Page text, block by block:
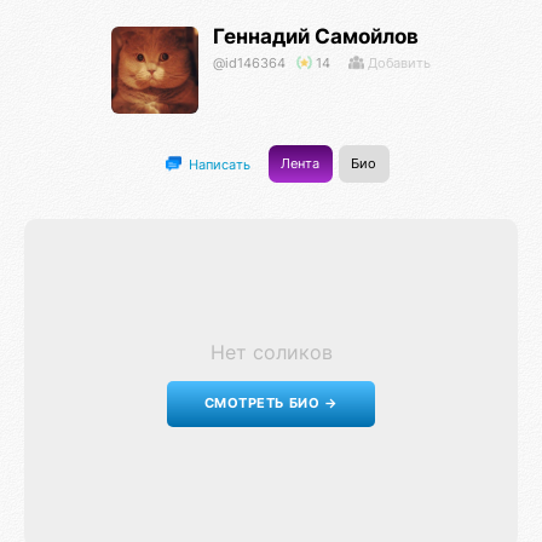
Геннадий Самойлов
@id146364 14 Добавить
Написать Лента Био
Нет соликов
СМОТРЕТЬ БИО →